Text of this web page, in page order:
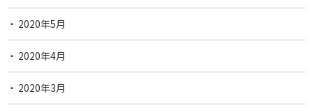
2020年5月
2020年4月
2020年3月